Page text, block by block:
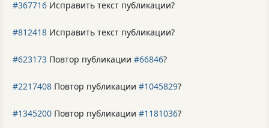
#367716 Исправить текст публикации?
#812418 Исправить текст публикации?
#623173 Повтор публикации #66846?
#2217408 Повтор публикации #1045829?
#1345200 Повтор публикации #1181036?